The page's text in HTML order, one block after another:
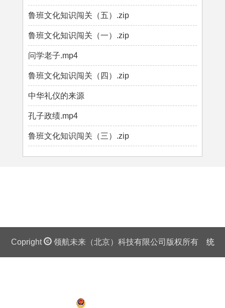
鲁班文化知识闯关（五）.zip
鲁班文化知识闯关（一）.zip
问学老子.mp4
鲁班文化知识闯关（四）.zip
中华礼仪的来源
孔子政绩.mp4
鲁班文化知识闯关（三）.zip
Copright 领航未来（北京）科技有限公司版权所有 统